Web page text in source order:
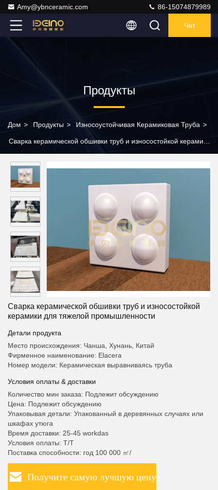
Amy@ybnceramic.com 86-15074879989
Чат
Продукты
Дом > Продукты > Износоустойчивая Керамиковая Труба >
Сварка керамической обшивки труб и износостойкой керамики
Сварка керамической обшивки труб и износостойкой
керамики для тяжелой промышленности
Детали продукта
Место происхождения: Чанша, Хунань, Китай
Фирменное наименование: Elacera
Номер модели: Керамическая выравниваясь труба
Условия оплаты & доставки
Количество мин заказа: Подлежит обсуждению
Цена: Подлежит обсуждению
Упаковывая детали: Упакованный в деревянных случаях или
шкафах утюга
Время доставки: 25-45 workdas
Условия оплаты: T/T
Поставка способности: год 100 000 ㎡/
Получите самую лучшую цену